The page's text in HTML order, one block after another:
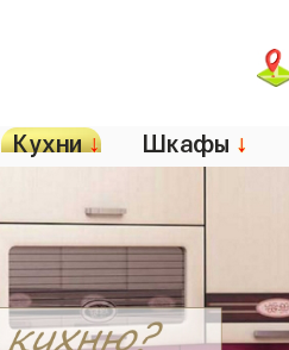
Кухни↓ Шкафы ↓